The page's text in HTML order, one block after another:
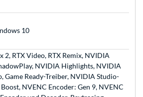
10
2, RTX Video, RTX Remix, NVIDIA
NVIDIA Highlights, NVIDIA
Game Ready-Treiber, NVIDIA Studio-
NVENC Encoder: Gen 9, NVENC